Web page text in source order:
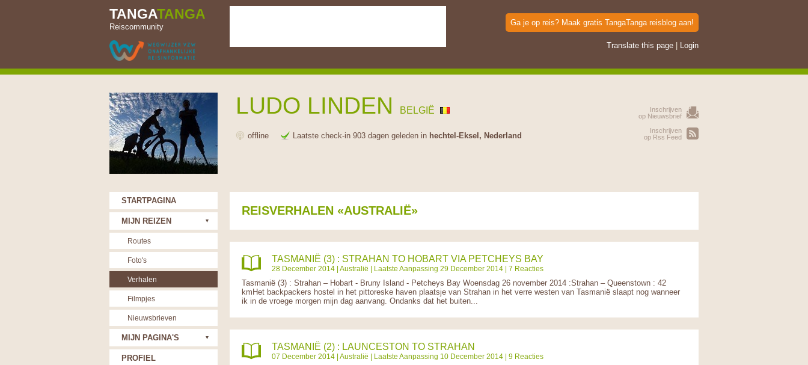
TANGATANGA
Reiscommunity Ga je op reis? Maak gratis TangaTanga reisblog aan!
Translate this page Login
LUDO LINDEN BELGIË
offline Laatste check-in 903 dagen geleden in hechtel-Eksel, Nederland
Inschrijven
op Nieuwsbrief
Inschrijven
op Rss Feed
REISVERHALEN «AUSTRALIË»
TASMANIË (3) : STRAHAN TO HOBART VIA PETCHEYS BAY
28 December 2014 | Australië | Laatste Aanpassing 29 December 2014 | 7 Reacties
Tasmanië (3) : Strahan – Hobart - Bruny Island - Petcheys Bay Woensdag 26 november 2014 :Strahan – Queenstown : 42
kmHet backpackers hostel in het pittoreske haven plaatsje van Strahan in het verre westen van Tasmanië slaapt nog wanneer
ik in de vroege morgen mijn dag aanvang. Ondanks dat het buiten...
TASMANIË (2) : LAUNCESTON TO STRAHAN
07 December 2014 | Australië | Laatste Aanpassing 10 December 2014 | 9 Reacties
STARTPAGINA
MIJN REIZEN
Routes
Foto's
Verhalen
Filmpjes
Nieuwsbrieven
MIJN PAGINA'S
PROFIEL